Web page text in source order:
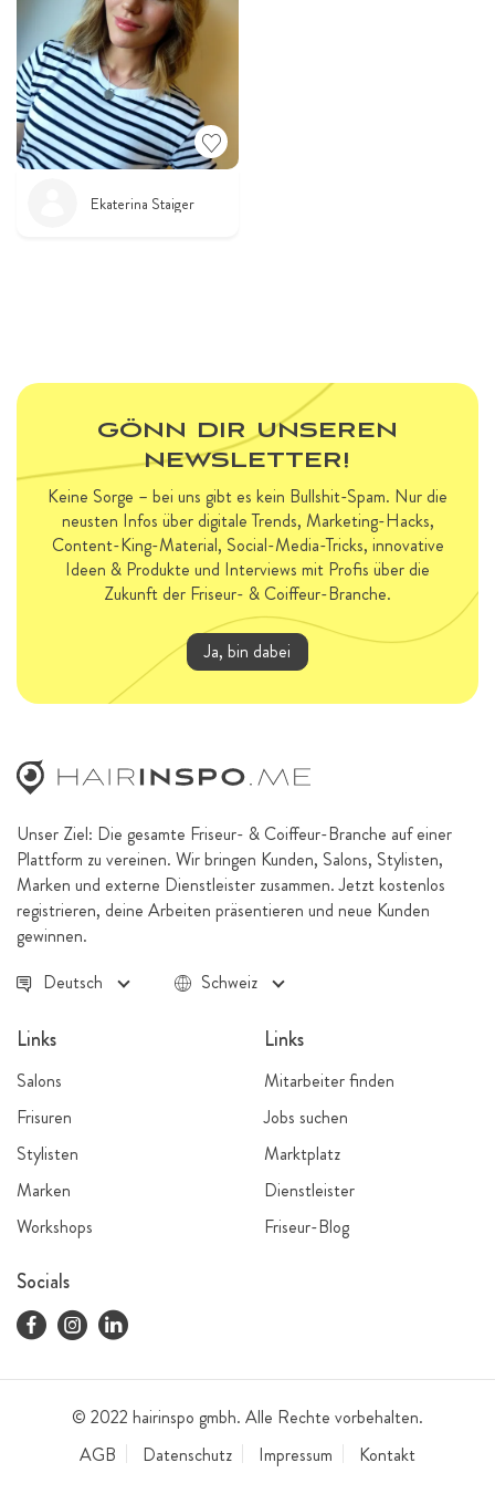
Ekaterina Staiger
GÖNN DIR UNSEREN
NEWSLETTER!
Keine Sorge – bei uns gibt es kein Bullshit-Spam. Nur die
neusten Infos über digitale Trends, Marketing-Hacks,
Content-King-Material, Social-Media-Tricks, innovative
Ideen & Produkte und Interviews mit Profis über die
Zukunft der Friseur- & Coiffeur-Branche.
Ja, bin dabei
Unser Ziel: Die gesamte Friseur- & Coiffeur-Branche auf einer
Plattform zu vereinen. Wir bringen Kunden, Salons, Stylisten,
Marken und externe Dienstleister zusammen. Jetzt kostenlos
registrieren, deine Arbeiten präsentieren und neue Kunden
gewinnen.
Deutsch
Schweiz
Links
Salons
Frisuren
Stylisten
Marken
Workshops
Links
Mitarbeiter finden
Jobs suchen
Marktplatz
Dienstleister
Friseur-Blog
Socials
© 2022 hairinspo gmbh. Alle Rechte vorbehalten.
AGB
Datenschutz Impressum Kontakt